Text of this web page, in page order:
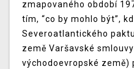
zmapovaného období
tím, “co by mohlo být”,
Severoatlantického
země Varšavské
východoevropské země)